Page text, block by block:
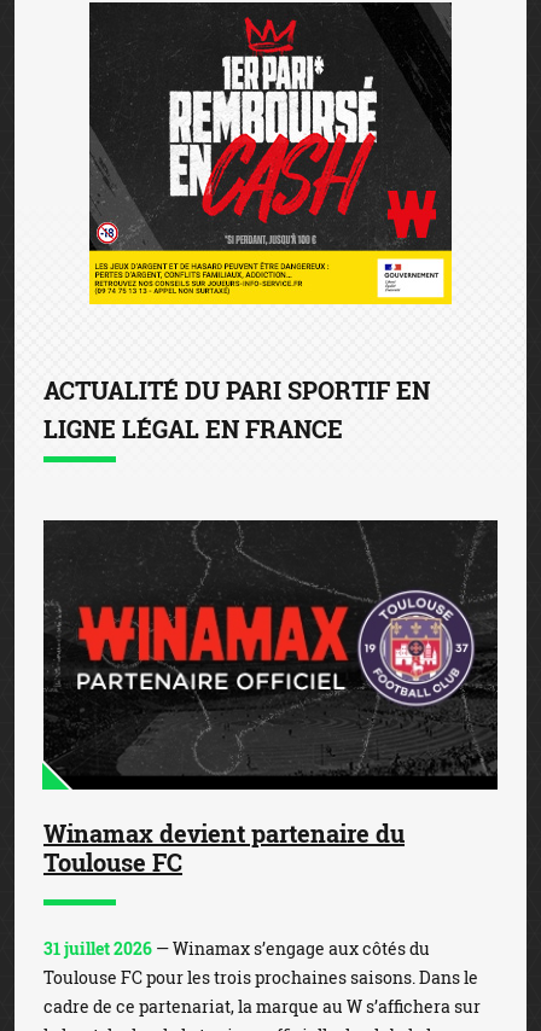
ACTUALITÉ DU PARI SPORTIF EN
LIGNE LÉGAL EN FRANCE
Winamax devient partenaire du
Toulouse FC
31 juillet 2026 — Winamax s’engage aux côtés du
Toulouse FC pour les trois prochaines saisons. Dans le
cadre de ce partenariat, la marque au W s’affichera sur